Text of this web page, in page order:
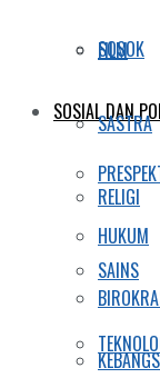
SOSOK
SOSIAL DAN
HUKUM
FILM
SASTRA
RELIGI
SAINS